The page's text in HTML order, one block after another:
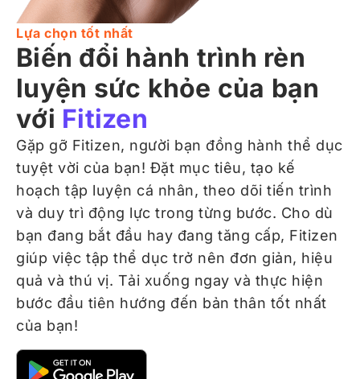
Lựa chọn tốt nhất
Biến đổi hành trình rèn
luyện sức khỏe của bạn
với Fitizen
Gặp gỡ Fitizen, người bạn đồng hành thể dục
tuyệt vời của bạn! Đặt mục tiêu, tạo kế
hoạch tập luyện cá nhân, theo dõi tiến trình
và duy trì động lực trong từng bước. Cho dù
bạn đang bắt đầu hay đang tăng cấp, Fitizen
giúp việc tập thể dục trở nên đơn giản, hiệu
quả và thú vị. Tải xuống ngay và thực hiện
bước đầu tiên hướng đến bản thân tốt nhất
của bạn!